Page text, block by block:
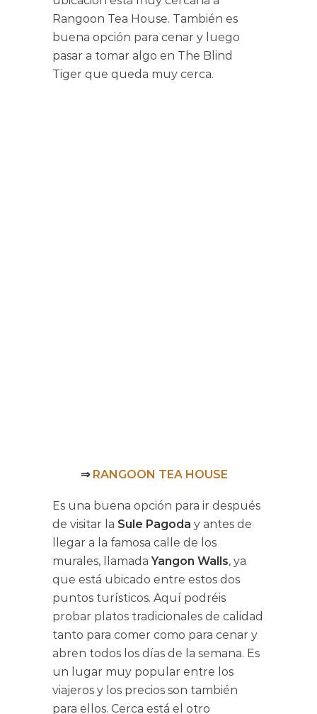
Rangoon Tea House. También es
buena opción para cenar y luego
pasar a tomar algo en The Blind
Tiger que queda muy cerca.
⇒ RANGOON TEA HOUSE
Es una buena opción para ir después
de visitar la Sule Pagoda y antes de
llegar a la famosa calle de los
murales, llamadaYangon Walls, ya
que está ubicado entre estos dos
puntos turísticos. Aquí podréis
probar platos tradicionales de calidad
tanto para comer como para cenar y
abren todos los días de la semana. Es
un lugar muy popular entre los
viajeros y los precios son también
para ellos. Cerca está el otro